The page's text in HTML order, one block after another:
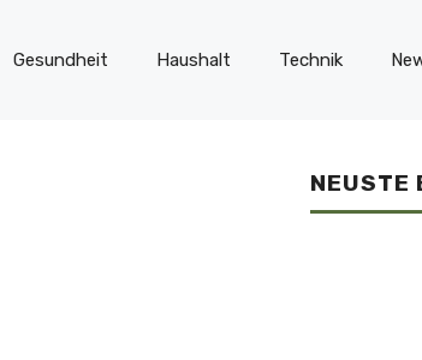
Gesundheit Haushalt Technik
NEUSTE